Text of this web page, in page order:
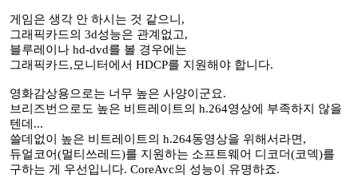
게임은 생각 안 하시는 것 같으니,
그래픽카드의 3d성능은 관계없고,
블루레이나 hd-dvd를 볼 경우에는
그래픽카드,모니터에서 HDCP를 지원해야 합니다.
영화감상용으로는 너무 높은 사양이군요.
브리즈번으로도 높은 비트레이트의 h.264영상에 부족하지 않을
텐데...
쓸데없이 높은 비트레이트의 h.264동영상을 위해서라면,
듀얼코어(멀티쓰레드)를 지원하는 소프트웨어 디코더(코덱)를
구하는 게 우선입니다. CoreAvc의 성능이 유명하죠.